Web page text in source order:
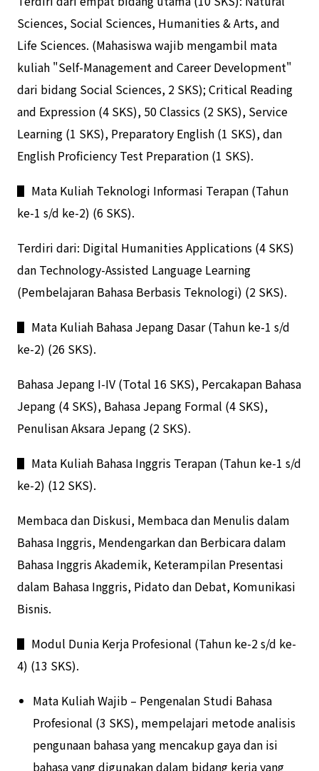
Sciences, Social Sciences, Humanities & Arts, and
Life Sciences. (Mahasiswa wajib mengambil mata
kuliah "Self-Management and Career Development"
dari bidang Social Sciences, 2 SKS); Critical Reading
and Expression (4 SKS), 50 Classics (2 SKS), Service
Learning (1 SKS), Preparatory English (1 SKS), dan
English Proficiency Test Preparation (1 SKS).
▋ Mata Kuliah Teknologi Informasi Terapan (Tahun
ke-1 s/d ke-2) (6 SKS).
Terdiri dari: Digital Humanities Applications (4 SKS)
dan Technology-Assisted Language Learning
(Pembelajaran Bahasa Berbasis Teknologi) (2 SKS).
▋ Mata Kuliah Bahasa Jepang Dasar (Tahun ke-1 s/d
ke-2) (26 SKS).
Bahasa Jepang I-IV (Total 16 SKS), Percakapan Bahasa
Jepang (4 SKS), Bahasa Jepang Formal (4 SKS),
Penulisan Aksara Jepang (2 SKS).
▋ Mata Kuliah Bahasa Inggris Terapan (Tahun ke-1 s/d
ke-2) (12 SKS).
Membaca dan Diskusi, Membaca dan Menulis dalam
Bahasa Inggris, Mendengarkan dan Berbicara dalam
Bahasa Inggris Akademik, Keterampilan Presentasi
dalam Bahasa Inggris, Pidato dan Debat, Komunikasi
Bisnis.
▋ Modul Dunia Kerja Profesional (Tahun ke-2 s/d ke-
4) (13 SKS).
Mata Kuliah Wajib – Pengenalan Studi Bahasa
Profesional (3 SKS), mempelajari metode analisis
pengunaan bahasa yang mencakup gaya dan isi
bahasa yang digunakan dalam bidang kerja yang